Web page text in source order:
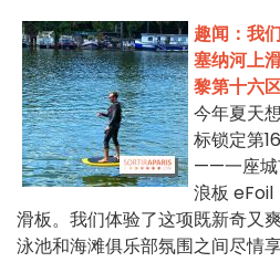
趣闻：我
塞纳河上
黎第十六
今年夏天
标锁定第
——一座城
浪板 eFoil
滑板。我们体验了这项既新奇又
泳池和海滩俱乐部氛围之间尽情享